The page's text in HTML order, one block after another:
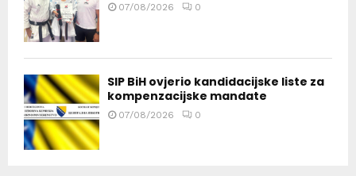
07/08/2026 0
SIP BiH ovjerio kandidacijske liste za
kompenzacijske mandate
07/08/2026 0